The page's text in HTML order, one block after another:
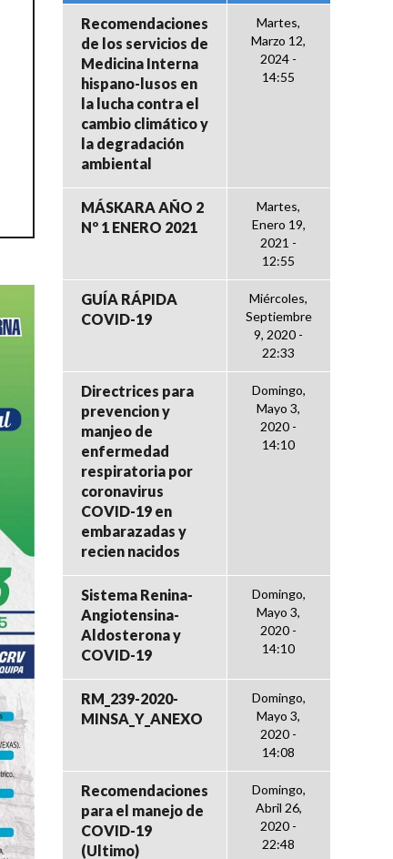
Recomendaciones
de los servicios de
Medicina Interna
hispano-lusos en
la lucha contra el
cambio climático y
la degradación
ambiental
Martes,
Marzo 12,
2024 -
14:55
MÁSKARA AÑO 2
Nº 1 ENERO 2021
Martes,
Enero 19,
2021 -
12:55
GUÍA RÁPIDA
COVID-19
Miércoles,
Septiembre
9, 2020 -
22:33
Directrices para
prevencion y
manjeo de
enfermedad
respiratoria por
coronavirus
COVID-19 en
embarazadas y
recien nacidos
Domingo,
Mayo 3,
2020 -
14:10
Sistema Renina-
Angiotensina-
Aldosterona y
COVID-19
Domingo,
Mayo 3,
2020 -
14:10
RM_239-2020-
MINSA_Y_ANEXO
Domingo,
Mayo 3,
2020 -
14:08
Recomendaciones
para el manejo de
COVID-19
(Ultimo)
Domingo,
Abril 26,
2020 -
22:48